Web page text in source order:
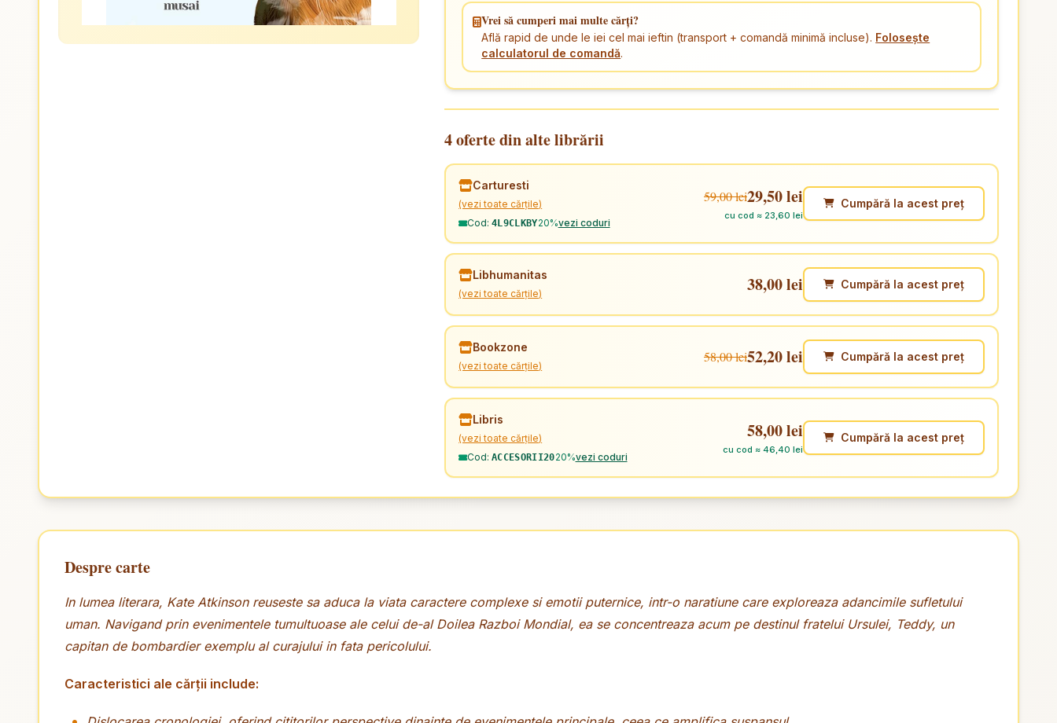
Vrei să cumperi mai multe cărți?
Află rapid de unde le iei cel mai ieftin (transport + comandă minimă incluse). Folosește
calculatorul de comandă.
4 oferte din alte librării
Carturesti
(vezi toate cărțile)
Cod:4L9CLKBY20%vezi coduri
59,00 lei29,50 lei
cu cod ≈ 23,60 lei
Cumpără la acest preț
Libhumanitas
(vezi toate cărțile) 38,00 lei Cumpără la acest preț
Bookzone
(vezi toate cărțile)
58,00 lei52,20 lei Cumpără la acest preț
Libris
(vezi toate cărțile)
Cod:ACCESORII2020%vezi coduri
58,00 lei
cu cod ≈ 46,40 lei
Cumpără la acest preț
Despre carte
In lumea literara, Kate Atkinson reuseste sa aduca la viata caractere complexe si emotii puternice, intr-o naratiune care exploreaza adancimile sufletului
uman. Navigand prin evenimentele tumultuoase ale celui de-al Doilea Razboi Mondial, ea se concentreaza acum pe destinul fratelui Ursulei, Teddy, un
capitan de bombardier exemplu al curajului in fata pericolului.
Caracteristici ale cărții include: